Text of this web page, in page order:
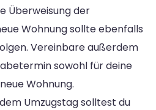
Überweisung der
Wohnung sollte ebenfalls
Vereinbare außerdem
sowohl für deine
Wohnung.
Umzugstag solltest du